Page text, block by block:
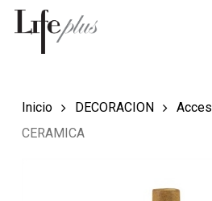
Skip
Búsqueda
productos
Inicio DECORACION
CERAMICA